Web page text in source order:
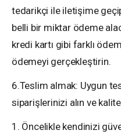
tedarikçi ile iletişime
belli bir miktar ödeme
kredi kartı gibi farklı
ödemeyi gerçekleştirin.
6.Teslim almak: Uygun
siparişlerinizi alın ve
1. Öncelikle kendinizi